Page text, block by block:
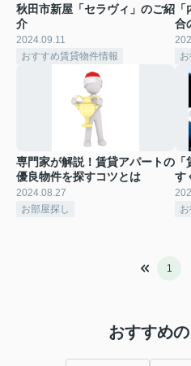
秋田市新屋「セラヴィ」のご紹
介
2024.09.11
おすすめ賃貸物件情報
合
専門家が解説！賃貸アパートの
優良物件を探すコツとは
2024.08.27
お部屋探し
す
1
おすすめ